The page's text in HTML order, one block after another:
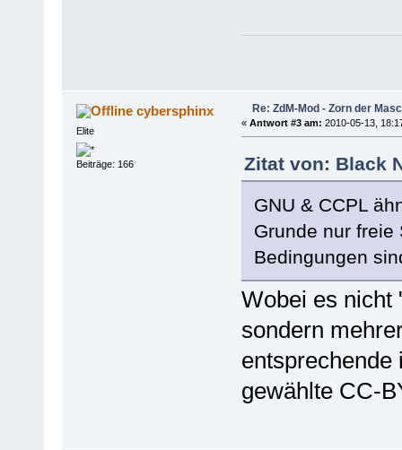
cybersphinx
Elite
Beiträge: 166
Re: ZdM-Mod - Zorn der
« Antwort #3 am: 2010-05-13,
Zitat von: Black
GNU & CCPL
Grunde nur freie
Bedingungen
Wobei es nicht
sondern
entsprechende
gewählte CC-